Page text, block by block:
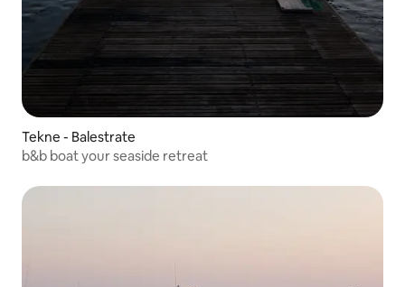
Tekne - Balestrate
b&b boat your seaside retreat